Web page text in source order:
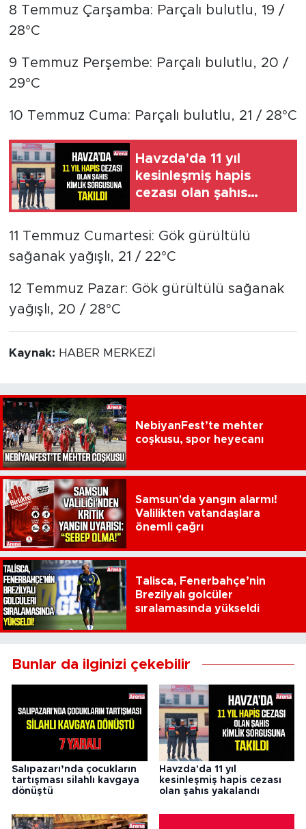
8 Temmuz Çarşamba: Parçalı bulutlu, 19 /
28°C
9 Temmuz Perşembe: Parçalı bulutlu, 20 /
29°C
10 Temmuz Cuma: Parçalı bulutlu, 21 / 28°C
Havzda'da 11 yıl
kesinleşmiş hapis
cezası olan şahıs
yakalandı
11 Temmuz Cumartesi: Gök gürültülü
sağanak yağışlı, 21 / 22°C
12 Temmuz Pazar: Gök gürültülü sağanak
yağışlı, 20 / 28°C
Kaynak: HABER MERKEZİ
NebiyanFest’te mehter
coşkusu, spor heyecanı
Samsun'da yangın alarmı!
Valilikten vatandaşlara
önemli çağrı
Talisca, Fenerbahçe’nin
Brezilyalı golcüler
sıralamasında yükseldi
Bunlar da ilginizi çekebilir
Salıpazarı’nda çocukların
tartışması silahlı kavgaya
dönüştü
Havzda'da 11 yıl
kesinleşmiş hapis cezası
olan şahıs yakalandı